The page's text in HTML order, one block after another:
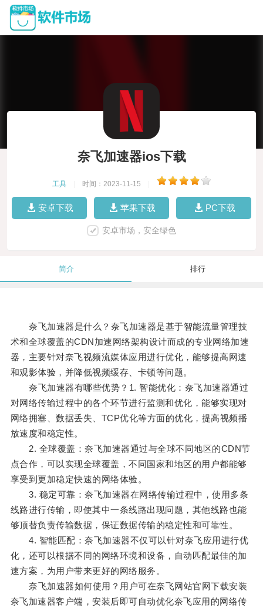
奈飞加速器ios下载
工具 时间：2023-11-15
安卓下载 苹果下载 PC下载
安卓市场，安全绿色
简介 排行
奈飞加速器是什么？奈飞加速器是基于智能流量管理技
术和全球覆盖的CDN加速网络架构设计而成的专业网络加速
器，主要针对奈飞视频流媒体应用进行优化，能够提高网速
和观影体验，并降低视频缓存、卡顿等问题。
奈飞加速器有哪些优势？1. 智能优化：奈飞加速器通过
对网络传输过程中的各个环节进行监测和优化，能够实现对
网络拥塞、数据丢失、TCP优化等方面的优化，提高视频播
放速度和稳定性。
2. 全球覆盖：奈飞加速器通过与全球不同地区的CDN节
点合作，可以实现全球覆盖，不同国家和地区的用户都能够
享受到更加稳定快速的网络体验。
3. 稳定可靠：奈飞加速器在网络传输过程中，使用多条
线路进行传输，即使其中一条线路出现问题，其他线路也能
够顶替负责传输数据，保证数据传输的稳定性和可靠性。
4. 智能匹配：奈飞加速器不仅可以针对奈飞应用进行优
化，还可以根据不同的网络环境和设备，自动匹配最佳的加
速方案，为用户带来更好的网络服务。
奈飞加速器如何使用？用户可在奈飞网站官网下载安装
奈飞加速器客户端，安装后即可自动优化奈飞应用的网络传